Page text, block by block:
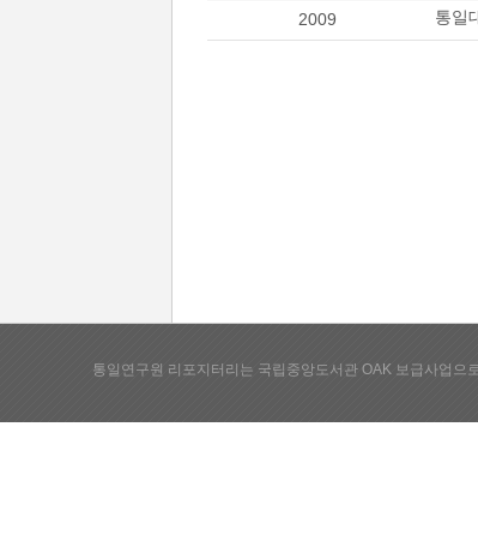
2009 통일
통일연구원 리포지터리는 국립중앙도서관 OAK 보급사업으